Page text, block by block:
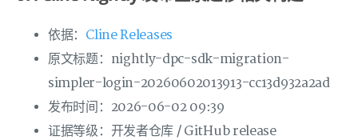
依据： Cline Releases
原文标题：nightly-dpc-sdk-migration-
simpler-login-20260602013913-cc13d932a2ad
发布时间：2026-06-02 09:39
证据等级：开发者仓库 / GitHub release